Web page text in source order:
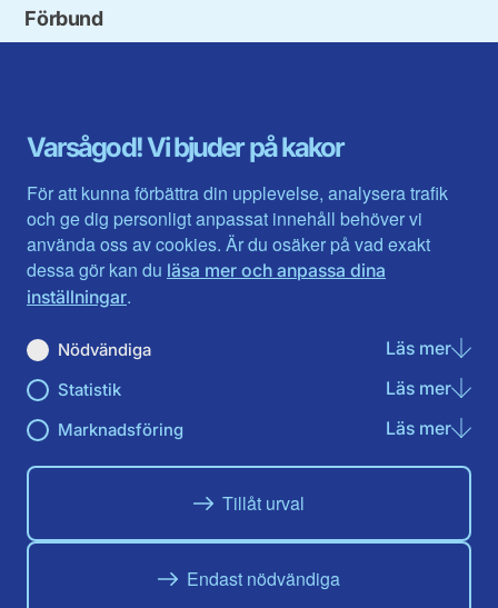
Varsågod! Vi bjuder på kakor
För att kunna förbättra din upplevelse, analysera trafik
och ge dig personligt anpassat innehåll behöver vi
använda oss av cookies. Är du osäker på vad exakt
dessa gör kan du läsa mer och anpassa dina
inställningar.
Nödvändiga Läs merom
Statistik Läs merom
Marknadsföring Läs merom
Tillåt urval
Endast nödvändiga
Förbund
Gävleborg
Halland
Jämtlands län
Jönköpings län
Kalmar län
Kronobergs län
Norrbotten
Skåne län
Värmlands län
Västerbotten
Västra Götaland
Västernorrland
Västmanland
Örebro län
Östergötland
Du hittar oss här på sociala medier
Facebook
Instagram